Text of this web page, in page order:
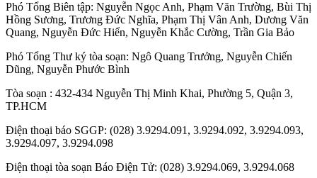
Phó Tổng Biên tập: Nguyễn Ngọc Anh, Phạm Văn Trường, Bùi Thị
Hồng Sương, Trương Đức Nghĩa, Phạm Thị Vân Anh, Dương Văn
Quang, Nguyễn Đức Hiển, Nguyễn Khắc Cường, Trần Gia Bảo
Phó Tổng Thư ký tòa soạn: Ngô Quang Trưởng, Nguyễn Chiến
Dũng, Nguyễn Phước Bình
Tòa soạn : 432-434 Nguyễn Thị Minh Khai, Phường 5, Quận 3,
TP.HCM
Điện thoại báo SGGP: (028) 3.9294.091, 3.9294.092, 3.9294.093,
3.9294.097, 3.9294.098
Điện thoại tòa soạn Báo Điện Tử: (028) 3.9294.069, 3.9294.068